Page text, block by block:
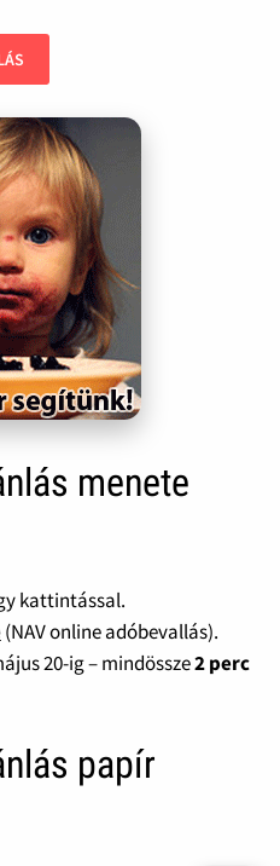
menete
kattintással.
(NAV online adóbevallás).
20-ig – mindössze2 perc
papír